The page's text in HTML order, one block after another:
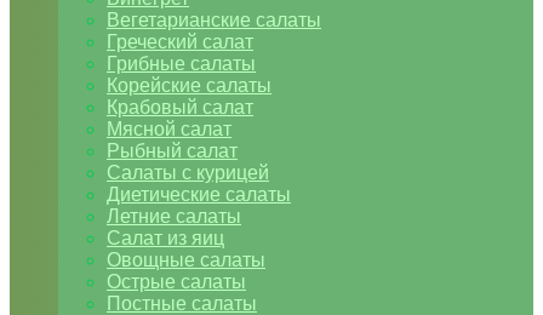
Вегетарианские салаты
Греческий салат
Грибные салаты
Корейские салаты
Крабовый салат
Мясной салат
Рыбный салат
Салаты с курицей
Диетические салаты
Летние салаты
Салат из яиц
Овощные салаты
Острые салаты
Постные салаты